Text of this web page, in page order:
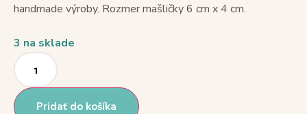
handmade výroby. Rozmer mašličky 6 cm x 4 cm.
3 na sklade
Pridať do košíka